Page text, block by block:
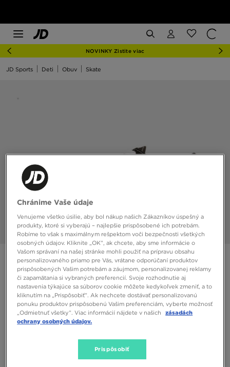
NOVINKY Zistite viac
JD Sports Deti Obuv Skate
ONLY AT JD
VANS OLD SKOOL
30,00 €
Chránime Vaše údaje
Venujeme všetko úsilie, aby bol nákup našich Zákazníkov úspešný a
produkty, ktoré si vyberajú – najlepšie prispôsobené ich potrebám.
Robíme to však s maximálnym rešpektom voči bezpečnosti všetkých
osobných údajov. Kliknite „OK”, ak chcete, aby sme informácie o
Vašom správaní na našej stránke mohli použiť na prípravu obsahu
personalizovaného priamo pre Vás, vrátane odporúčaní produktov
prispôsobených Vašim potrebám a záujmom, personalizovanej reklamy
či zapamätania si vybraných preferencií. Svoje rozhodnutie aj
nastavenia týkajúce sa súborov cookie môžete kedykoľvek zmeniť, a to
kliknutím na „Prispôsobiť”. Ak nechcete dostávať personalizovanú
ponuku produktov prispôsobenú Vašim preferenciám, vyberte možnosť
„Odmietnuť všetky”. Viac informácií nájdete v našich
zásadách
ochrany osobných údajov.
Prispôsobiť